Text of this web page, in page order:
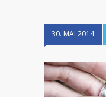
30. MAI 2014